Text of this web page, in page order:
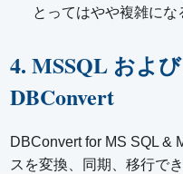
とってはやや複雑にな
4. MSSQL およ
DBConvert
DBConvert for MS SQL &
スを変換、同期、移行で